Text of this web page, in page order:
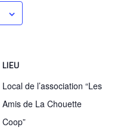
LIEU
Local de l’association “Les
Amis de La Chouette
Coop”